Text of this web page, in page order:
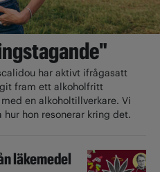
har aktivt ifrågasatt
fram ett alkoholfritt
en alkoholtillverkare. Vi
hon resonerar kring det.
läkemedel